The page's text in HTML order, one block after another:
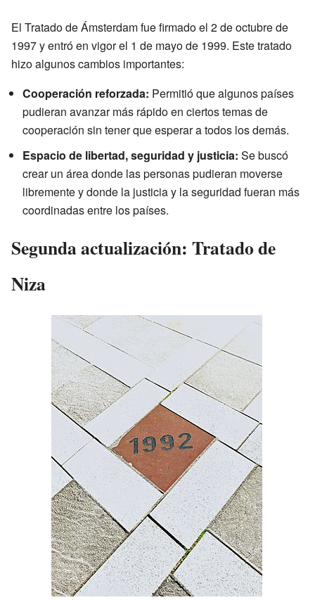
El Tratado de Ámsterdam fue firmado el 2 de octubre de
1997 y entró en vigor el 1 de mayo de 1999. Este tratado
hizo algunos cambios importantes:
Cooperación reforzada: Permitió que algunos países
pudieran avanzar más rápido en ciertos temas de
cooperación sin tener que esperar a todos los demás.
Espacio de libertad, seguridad y justicia: Se buscó
crear un área donde las personas pudieran moverse
libremente y donde la justicia y la seguridad fueran más
coordinadas entre los países.
Segunda actualización: Tratado de
Niza